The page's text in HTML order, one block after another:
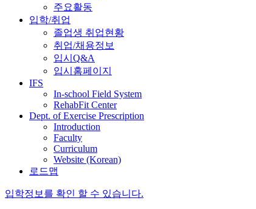
주요활동
입학/취업
졸업생 취업현황
취업/채용정보
입시Q&A
입시홈페이지
IFS
In-school Field System
RehabFit Center
Dept. of Exercise Prescription
Introduction
Faculty
Curriculum
Website (Korean)
로드맵
입학정보를 확인 할 수 있습니다.